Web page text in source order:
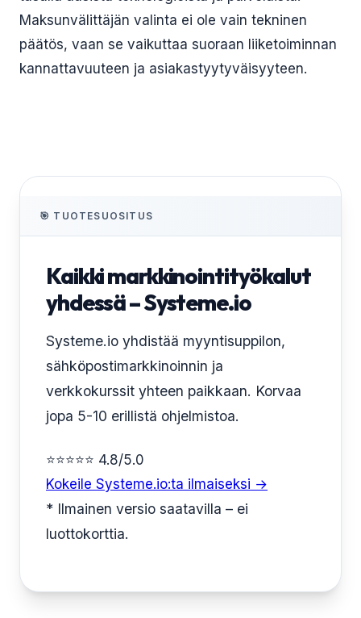
Maksunvälittäjän valinta ei ole vain tekninen
päätös, vaan se vaikuttaa suoraan liiketoiminnan
kannattavuuteen ja asiakastyytyväisyyteen.
🎯 TUOTESUOSITUS
Kaikki markkinointityökalut
yhdessä – Systeme.io
Systeme.io yhdistää myyntisuppilon,
sähköpostimarkkinoinnin ja
verkkokurssit yhteen paikkaan. Korvaa
jopa 5-10 erillistä ohjelmistoa.
⭐⭐⭐⭐⭐ 4.8/5.0
Kokeile Systeme.io:ta ilmaiseksi →
* Ilmainen versio saatavilla – ei
luottokorttia.